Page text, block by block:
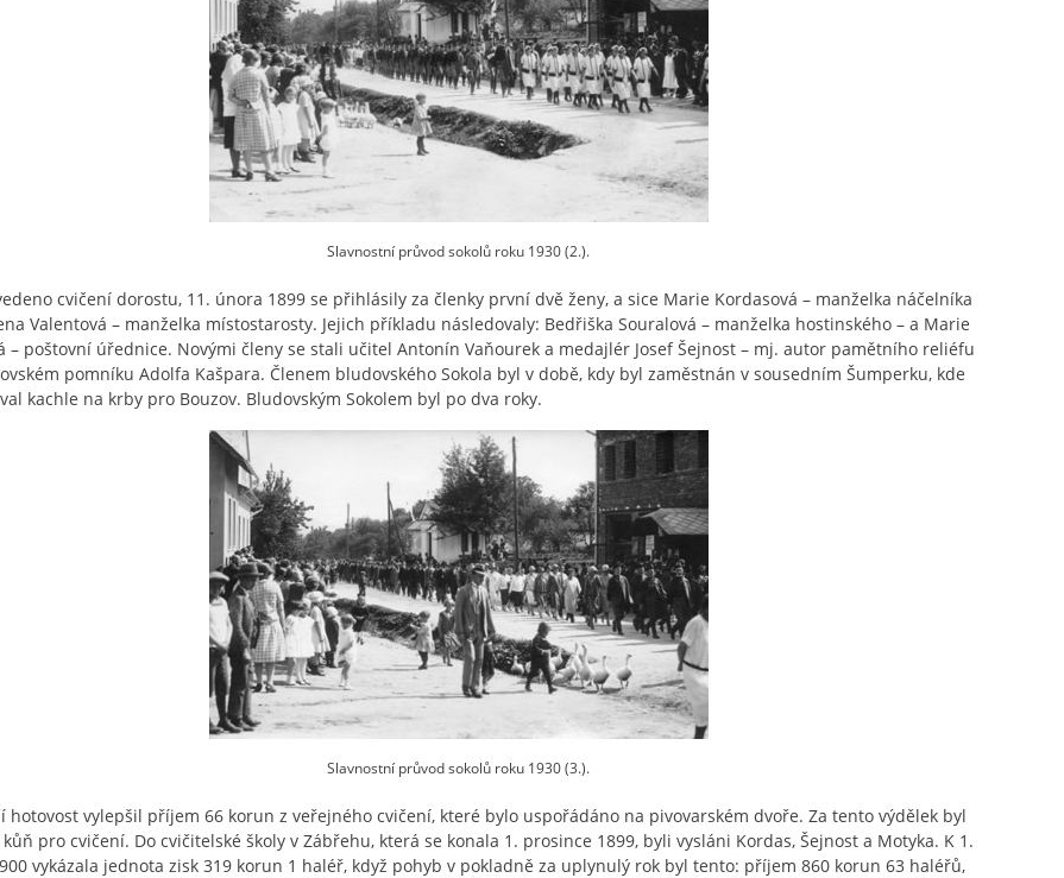
Slavnostní průvod sokolů roku 1930 (2.).
cvičení dorostu, 11. února 1899 se přihlásily za členky první dvě ženy, a sice Marie Kordasová – manželka náčelníka
Valentová – manželka místostarosty. Jejich příkladu následovaly: Bedřiška Souralová – manželka hostinského – a Marie
– poštovní úřednice. Novými členy se stali učitel Antonín Vaňourek a medajlér Josef Šejnost – mj. autor pamětního reliéfu
pomníku Adolfa Kašpara. Členem bludovského Sokola byl v době, kdy byl zaměstnán v sousedním Šumperku, kde
kachle na krby pro Bouzov. Bludovským Sokolem byl po dva roky.
Slavnostní průvod sokolů roku 1930 (3.).
hotovost vylepšil příjem 66 korun z veřejného cvičení, které bylo uspořádáno na pivovarském dvoře. Za tento výdělek byl
pro cvičení. Do cvičitelské školy v Zábřehu, která se konala 1. prosince 1899, byli vysláni Kordas, Šejnost a Motyka. K 1.
vykázala jednota zisk 319 korun 1 haléř, když pohyb v pokladně za uplynulý rok byl tento: příjem 860 korun 63 haléřů,